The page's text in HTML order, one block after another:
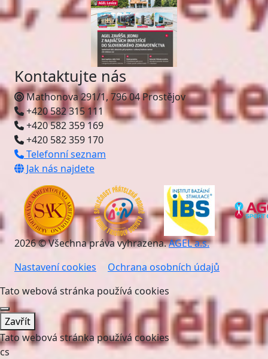
Kontaktujte nás
Mathonova 291/1, 796 04 Prostějov
+420 582 315 111
+420 582 359 169
+420 582 359 170
Telefonní seznam
Jak nás najdete
2026 © Všechna práva vyhrazena.AGEL a.s.
Nastavení cookies
Ochrana osobních údajů
Tato webová stránka používá cookies
Zavřít
Tato webová stránka používá cookies
cs